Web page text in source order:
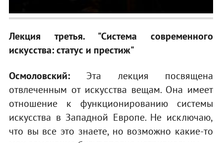
Лекция третья. "Система современного
искусства: статус и престиж"
Осмоловский:Эта лекция посвящена
отвлеченным от искусства вещам. Она имеет
отношение к функционированию системы
искусства в Западной Европе. Не исключаю,
что вы все это знаете, но возможно какие-то